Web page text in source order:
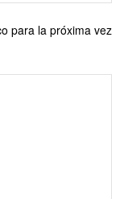
para la próxima vez